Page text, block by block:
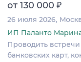
от 130 000 ₽
26 июля 2026
ИП Паланто
Проводить
банковских карт,